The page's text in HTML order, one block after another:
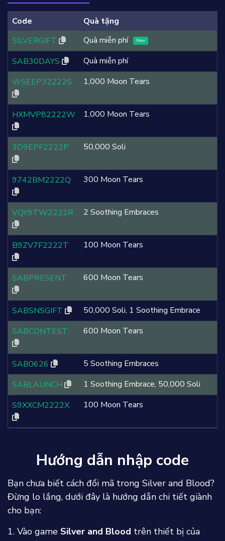
Code
Quà tặng
SILVERGIFT
Quà miễn phí New
SAB30DAYS
Quà miễn phí
W5EEP32222S
1,000 Moon Tears
HXMVP82222W 1,000 Moon Tears
3D9EPF2222P 50,000 Soli
9742BM2222Q 300 Moon Tears
VQY9TW2222R 2 Soothing Embraces
B9ZV7F2222T 100 Moon Tears
SABPRESENT 600 Moon Tears
SABSNSGIFT
50,000 Soli, 1 Soothing Embrace
SABCONTEST
600 Moon Tears
SAB0626
5 Soothing Embraces
SABLAUNCH
1 Soothing Embrace, 50,000 Soli
S9XXCM2222X
100 Moon Tears
Hướng dẫn nhập code
Bạn chưa biết cách đổi mã trong Silver and Blood?
Đừng lo lắng, dưới đây là hướng dẫn chi tiết giành
cho bạn:
1. Vào game Silver and Blood trên thiết bị của